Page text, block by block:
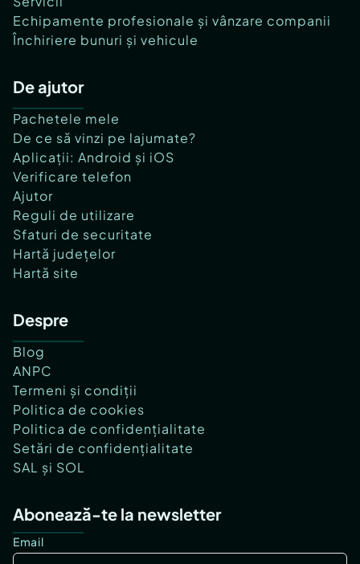
Echipamente profesionale și vânzare companii
Închiriere bunuri și vehicule
De ajutor
Pachetele mele
De ce să vinzi pe lajumate?
Aplicații: Android și iOS
Verificare telefon
Ajutor
Reguli de utilizare
Sfaturi de securitate
Hartă județelor
Hartă site
Despre
Blog
ANPC
Termeni și condiții
Politica de cookies
Politica de confidențialitate
Setări de confidențialitate
SAL și SOL
Abonează-te la newsletter
Email